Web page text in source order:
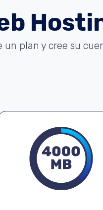
plan y cree su